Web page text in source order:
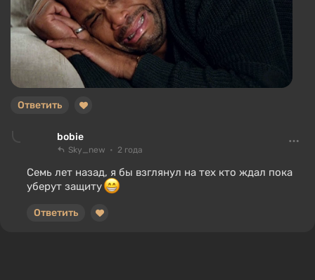
Ответить
bobie
Sky_new 2 года
Семь лет назад, я бы взглянул на тех кто ждал пока
уберут защиту
Ответить